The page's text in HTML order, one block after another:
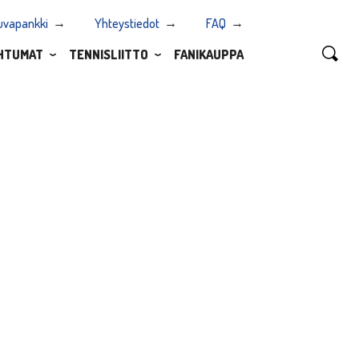
Yhteystiedot
FAQ
TENNISLIITTO FANIKAUPPA